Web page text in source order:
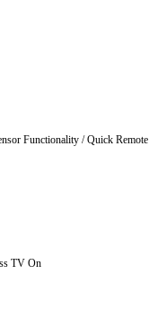
Functionality / Quick Remote
TV On